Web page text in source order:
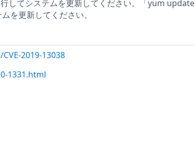
してシステムを更新してください。「yum update
を更新してください。
2019-13038
1331.html